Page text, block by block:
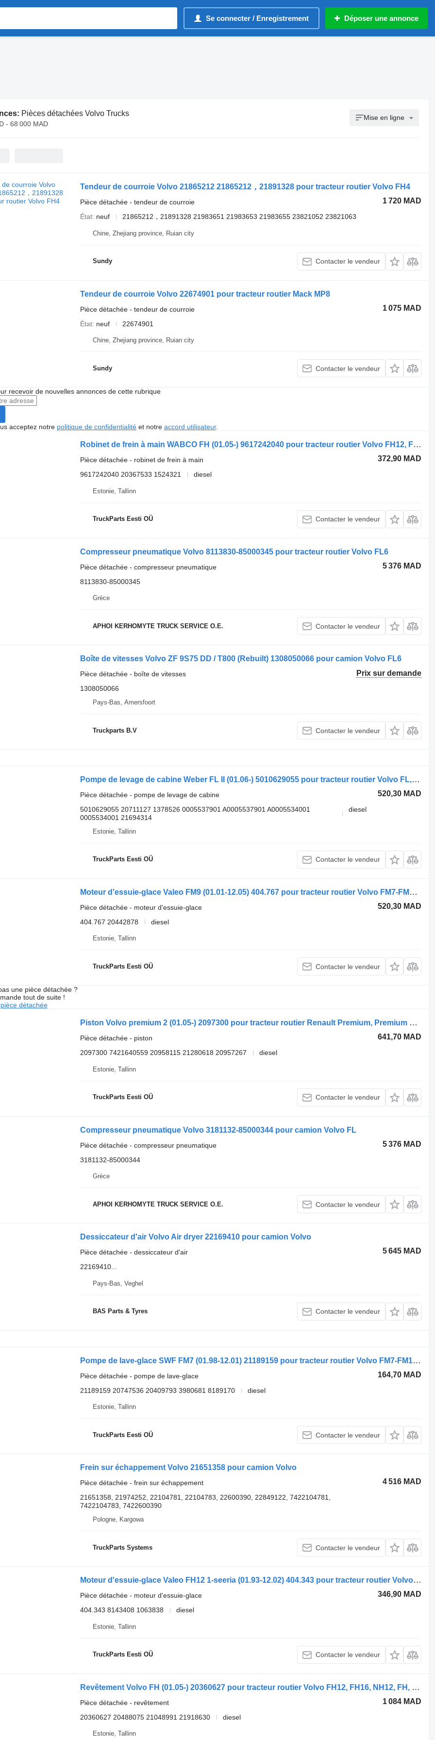
Se connecter / Enregistrement Déposer une annonce
Pièces détachées Volvo Trucks
- 68 000 MAD
Mise en ligne
Tendeur de courroie Volvo 21865212 21865212，21891328 pour tracteur routier Volvo FH4
1 720 MAD
Pièce détachée - tendeur de courroie
État neuf 21865212，21891328 21983651 21983653 21983655 23821052 23821063
Chine, Zhejiang province, Ruian city
Sundy Contacter le vendeur
Tendeur de courroie Volvo 22674901 pour tracteur routier Mack MP8
1 075 MAD
Pièce détachée - tendeur de courroie
État neuf 22674901
Chine, Zhejiang province, Ruian city
Sundy Contacter le vendeur
recevoir de nouvelles annonces de cette rubrique
acceptez notre politique de confidentialitéet notre accord utilisateur.
Robinet de frein à main WABCO FH (01.05-) 9617242040 pour tracteur routier Volvo FH12, FH16, NH12, FH, VNL780 (1993-2014)
372,90 MAD
Pièce détachée - robinet de frein à main
9617242040 20367533 1524321
diesel
Estonie, Tallinn
TruckParts Eesti OÜ Contacter le vendeur
Compresseur pneumatique Volvo 8113830-85000345 pour tracteur routier Volvo FL6
5 376 MAD
Pièce détachée - compresseur pneumatique
8113830-85000345
Grèce
APHOI KERHOMYTE TRUCK SERVICE O.E. Contacter le vendeur
Boîte de vitesses Volvo ZF 9S75 DD / T800 (Rebuilt) 1308050066 pour camion Volvo FL6
Prix sur demande
Pièce détachée - boîte de vitesses
1308050066
Pays-Bas, Amersfoort
Truckparts B.V Contacter le vendeur
Pompe de levage de cabine Weber FL II (01.06-) 5010629055 pour tracteur routier Volvo FL, FE (2005-2014)
520,30 MAD
Pièce détachée - pompe de levage de cabine
5010629055 20711127 1378526 0005537901 A0005537901 A0005534001
0005534001 21694314
diesel
Estonie, Tallinn
TruckParts Eesti OÜ Contacter le vendeur
Moteur d'essuie-glace Valeo FM9 (01.01-12.05) 404.767 pour tracteur routier Volvo FM7-FM12, FM, FMX (1998-2014)
520,30 MAD
Pièce détachée - moteur d'essuie-glace
404.767 20442878
diesel
Estonie, Tallinn
TruckParts Eesti OÜ Contacter le vendeur
une pièce détachée ?
tout de suite !
détachée
Piston Volvo premium 2 (01.05-) 2097300 pour tracteur routier Renault Premium, Premium 2 (1996-2014)
641,70 MAD
Pièce détachée - piston
2097300 7421640559 20958115 21280618 20957267
diesel
Estonie, Tallinn
TruckParts Eesti OÜ Contacter le vendeur
Compresseur pneumatique Volvo 3181132-85000344 pour camion Volvo FL
5 376 MAD
Pièce détachée - compresseur pneumatique
3181132-85000344
Grèce
APHOI KERHOMYTE TRUCK SERVICE O.E. Contacter le vendeur
Dessiccateur d'air Volvo Air dryer 22169410 pour camion Volvo
5 645 MAD
Pièce détachée - dessiccateur d'air
22169410...
Pays-Bas, Veghel
BAS Parts & Tyres Contacter le vendeur
Pompe de lave-glace SWF FM7 (01.98-12.01) 21189159 pour tracteur routier Volvo FM7-FM12, FM, FMX (1998-2014)
164,70 MAD
Pièce détachée - pompe de lave-glace
21189159 20747536 20409793 3980681 8189170
diesel
Estonie, Tallinn
TruckParts Eesti OÜ Contacter le vendeur
Frein sur échappement Volvo 21651358 pour camion Volvo
4 516 MAD
Pièce détachée - frein sur échappement
21651358, 21974252, 22104781, 22104783, 22600390, 22849122, 7422104781,
7422104783, 7422600390
Pologne, Kargowa
TruckParts Systems Contacter le vendeur
Moteur d'essuie-glace Valeo FH12 1-seeria (01.93-12.02) 404.343 pour tracteur routier Volvo FH12, FH16, NH12, FH, VNL780 (1993-2014)
346,90 MAD
Pièce détachée - moteur d'essuie-glace
404.343 8143408 1063838
diesel
Estonie, Tallinn
TruckParts Eesti OÜ Contacter le vendeur
Revêtement Volvo FH (01.05-) 20360627 pour tracteur routier Volvo FH12, FH16, NH12, FH, VNL780 (1993-2014)
1 084 MAD
Pièce détachée - revêtement
20360627 20488075 21048991 21918630
diesel
Estonie, Tallinn